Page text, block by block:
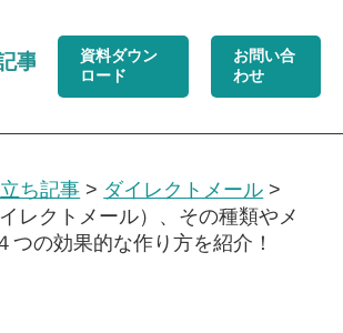
資料ダウン
ロード
お問い合
わせ
ち記事 > ダイレクトメール >
レクトメール）、その種類やメ
つの効果的な作り方を紹介！